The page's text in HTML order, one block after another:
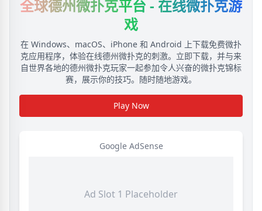
全球德州微扑克平台 - 在线微扑克游
戏
在 Windows、macOS、iPhone 和 Android 上下载免费微扑
克应用程序，体验在线德州微扑克的刺激。立即下载，并与来
自世界各地的德州微扑克玩家一起参加令人兴奋的微扑克锦标
赛，展示你的技巧。随时随地游戏。
Play Now
Google AdSense
Ad Slot 1 Placeholder